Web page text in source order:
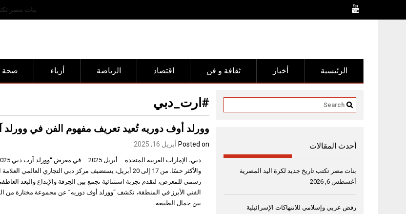
رفض عربي
صحة أزياء الرياضة اقتصاد ثقافة و فن أخبار الرئيسية
#ارت_دبي
وورلد أوف دوريه تُعيد تعريف مفهوم الفن في وورلد آرت
Posted on أبريل 16, 2025
والأكثر حسًا. من 17 إلى 20 أبريل، يستضيف مركز دبي التجاري
رسمي للمعرض، لتقدم تجربة استثنائية تجمع بين الحِرفة والإبداع والبعد
الفني الأبرز في المنطقة، تكشف “وورلد أوف دوريه” عن مجموعة مختارة من
بين جمال الطبيعة…
أحدث المقالات
بنات مصر تكتب تاريخ جديد لكرة اليد المصرية
أغسطس 6, 2026
رفض عربي وإسلامي للانتهاكات الإسرائيلية